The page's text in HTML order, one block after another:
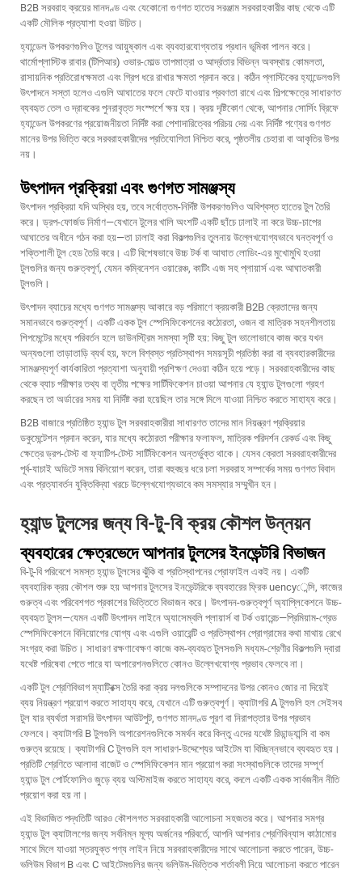
B2B সরবরাহ ক্রয়ের মানদণ্ড এবং যেকোনো গুণগত হাতের সরঞ্জাম সরবরাহকারীর কাছ থেকে এটি
একটি মৌলিক প্রত্যাশা হওয়া উচিত।
হ্যান্ডেল উপকরণগুলিও টুলের আয়ুষ্কাল এবং ব্যবহারযোগ্যতায় প্রধান ভূমিকা পালন করে।
থার্মোপ্লাস্টিক রাবার (টিপিআর) ওভার-মোল্ড তাপমাত্রা ও আর্দ্রতার বিভিন্ন অবস্থায় কোমলতা,
রাসায়নিক প্রতিরোধক্ষমতা এবং গ্রিপ ধরে রাখার ক্ষমতা প্রদান করে। কঠিন প্লাস্টিকের হ্যান্ডেলগুলি
উৎপাদনে সস্তা হলেও এগুলি আঘাতের ফলে ফেটে যাওয়ার প্রবণতা রাখে এবং শিল্পক্ষেত্রে সাধারণত
ব্যবহৃত তেল ও দ্রাবকের পুনরাবৃত্ত সংস্পর্শে ক্ষয় হয়। ক্রয় দৃষ্টিকোণ থেকে, আপনার সোর্সিং ব্রিফে
হ্যান্ডেল উপকরণের প্রয়োজনীয়তা নির্দিষ্ট করা পেশাদারিত্বের পরিচয় দেয় এবং নির্দিষ্ট পণ্যের গুণগত
মানের উপর ভিত্তি করে সরবরাহকারীদের প্রতিযোগিতা নিশ্চিত করে, পৃষ্ঠতলীয় চেহারা বা আকৃতির উপর
নয়।
উৎপাদন প্রক্রিয়া এবং গুণগত সামঞ্জস্য
উৎপাদন প্রক্রিয়া যদি অস্থির হয়, তবে সর্বোত্তম-নির্দিষ্ট উপকরণগুলিও অবিশ্বস্ত হাতের টুল তৈরি
করে। ড্রপ-ফোর্জড নির্মাণ—যেখানে টুলের খালি অংশটি একটি ছাঁচে ঢালাই না করে উচ্চ-চাপের
আঘাতের অধীনে গঠন করা হয়—তা ঢালাই করা বিকল্পগুলির তুলনায় উল্লেখযোগ্যভাবে ঘনত্বপূর্ণ ও
শক্তিশালী টুল হেড তৈরি করে। এটি বিশেষভাবে উচ্চ টর্ক বা আঘাত লোডিং-এর মুখোমুখি হওয়া
টুলগুলির জন্য গুরুত্বপূর্ণ, যেমন কম্বিনেশন ওয়ারেঞ্চ, কাটিং এজ সহ প্লায়ার্স এবং আঘাতকারী
টুলগুলি।
উৎপাদন ব্যাচের মধ্যে গুণগত সামঞ্জস্য আকারে বড় পরিমাণে ক্রয়কারী B2B ক্রেতাদের জন্য
সমানভাবে গুরুত্বপূর্ণ। একটি একক টুল স্পেসিফিকেশনের কঠোরতা, ওজন বা মাত্রিক সহনশীলতায়
শিপমেন্টের মধ্যে পরিবর্তন হলে ডাউনস্ট্রিম সমস্যা সৃষ্টি হয়: কিছু টুল ভালোভাবে কাজ করে যখন
অন্যগুলো তাড়াতাড়ি ব্যর্থ হয়, ফলে বিশ্বস্ত প্রতিস্থাপন সময়সূচী প্রতিষ্ঠা করা বা ব্যবহারকারীদের
সামঞ্জস্যপূর্ণ কার্যকারিতা প্রত্যাশা অনুযায়ী প্রশিক্ষণ দেওয়া কঠিন হয়ে পড়ে। সরবরাহকারীদের কাছ
থেকে ব্যাচ পরীক্ষার তথ্য বা তৃতীয় পক্ষের সার্টিফিকেশন চাওয়া আপনার যে হ্যান্ড টুলগুলো গ্রহণ
করছেন তা অর্ডারের সময় যা নির্দিষ্ট করা হয়েছিল তার সঙ্গে মিলে যাওয়া নিশ্চিত করতে সাহায্য করে।
B2B বাজারে প্রতিষ্ঠিত হ্যান্ড টুল সরবরাহকারীরা সাধারণত তাদের মান নিয়ন্ত্রণ প্রক্রিয়ার
ডকুমেন্টেশন প্রদান করেন, যার মধ্যে কঠোরতা পরীক্ষার ফলাফল, মাত্রিক পরিদর্শন রেকর্ড এবং কিছু
ক্ষেত্রে ড্রপ-টেস্ট বা ফ্যাটিগ-টেস্ট সার্টিফিকেশন অন্তর্ভুক্ত থাকে। যেসব ক্রেতা সরবরাহকারীদের
পূর্ব-যাচাই অডিটে সময় বিনিয়োগ করেন, তারা বহুবছর ধরে চলা সরবরাহ সম্পর্কের সময় গুণগত বিবাদ
এবং প্রত্যাবর্তন যুক্তিবিদ্যা খরচে উল্লেখযোগ্যভাবে কম সমস্যার সম্মুখীন হন।
হ্যান্ড টুলসের জন্য বি-টু-বি ক্রয় কৌশল উন্নয়ন
ব্যবহারের ক্ষেত্রভেদে আপনার টুলসের ইনভেন্টরি বিভাজন
বি-টু-বি পরিবেশে সমস্ত হ্যান্ড টুলসের ঝুঁকি বা প্রতিস্থাপনের প্রোফাইল একই নয়। একটি
ব্যবহারিক ক্রয় কৌশল শুরু হয় আপনার টুলসের ইনভেন্টরিকে ব্যবহারের ফ্রিক uencyেন্সি, কাজের
গুরুত্ব এবং পরিবেশগত প্রকাশের ভিত্তিতে বিভাজন করে। উৎপাদন-গুরুত্বপূর্ণ অ্যাপ্লিকেশনে উচ্চ-
ব্যবহৃত টুলস—যেমন একটি উৎপাদন লাইনে অ্যাসেম্বলি প্লায়ার্স বা টর্ক ওয়ারেন্চ—প্রিমিয়াম-গ্রেড
স্পেসিফিকেশনে বিনিয়োগের যোগ্য এবং এগুলি ওয়ারেন্টি ও প্রতিস্থাপন প্রোগ্রামের কথা মাথায় রেখে
সংগ্রহ করা উচিত। সাধারণ রক্ষণাবেক্ষণ কাজে কম-ব্যবহৃত টুলসগুলি মধ্যম-শ্রেণীর বিকল্পগুলি দ্বারা
যথেষ্ট পরিষেবা পেতে পারে যা অপারেশনগুলিতে কোনও উল্লেখযোগ্য প্রভাব ফেলবে না।
একটি টুল শ্রেণিবিভাগ ম্যাট্রিক্স তৈরি করা ক্রয় দলগুলিকে সম্পাদনের উপর কোনও জোর না দিয়েই
ব্যয় নিয়ন্ত্রণ প্রয়োগ করতে সাহায্য করে, যেখানে এটি গুরুত্বপূর্ণ। ক্যাটাগরি A টুলগুলি হল সেইসব
টুল যার ব্যর্থতা সরাসরি উৎপাদন আউটপুট, গুণগত মানদণ্ড পূরণ বা নিরাপত্তার উপর প্রভাব
ফেলবে। ক্যাটাগরি B টুলগুলি অপারেশনগুলিকে সমর্থন করে কিন্তু এদের যথেষ্ট রিডান্ড্যান্সি বা কম
গুরুত্ব রয়েছে। ক্যাটাগরি C টুলগুলি হল সাধারণ-উদ্দেশ্যের আইটেম যা বিচ্ছিন্নভাবে ব্যবহৃত হয়।
প্রতিটি শ্রেণিতে আলাদা বাজেট ও স্পেসিফিকেশন মান প্রয়োগ করা সংস্থাগুলিকে তাদের সম্পূর্ণ
হ্যান্ড টুল পোর্টফোলিও জুড়ে ব্যয় অপ্টিমাইজ করতে সাহায্য করে, বদলে একটি একক সার্বজনীন নীতি
প্রয়োগ করা হয় না।
এই বিভাজিত পদ্ধতিটি আরও কৌশলগত সরবরাহকারী আলোচনা সহজতর করে। আপনার সমগ্র
হ্যান্ড টুল ক্যাটালগের জন্য সর্বনিম্ন মূল্য অর্জনের পরিবর্তে, আপনি আপনার শ্রেণিবিন্যাস কাঠামোর
সাথে মিলে যাওয়া স্তরযুক্ত পণ্য লাইন নিয়ে সরবরাহকারীদের সাথে আলোচনা করতে পারেন, উচ্চ-
ভলিউম বিভাগ B এবং C আইটেমগুলির জন্য ভলিউম-ভিত্তিক শর্তাবলী নিয়ে আলোচনা করতে পারেন